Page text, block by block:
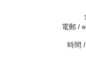
電郵 /
時間